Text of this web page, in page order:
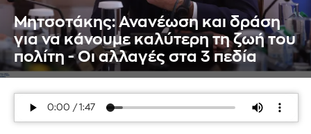
Μητσοτάκης: Ανανέωση και δράση
για να κάνουμε καλύτερη τη ζωή του
πολίτη - Οι αλλαγές στα 3 πεδία